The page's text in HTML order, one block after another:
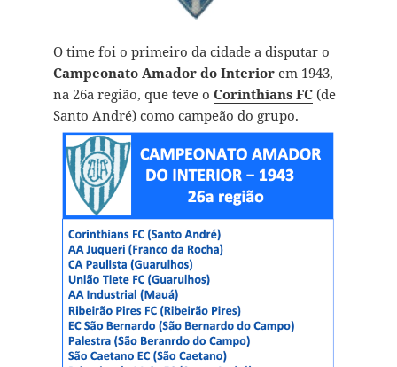
O time foi o primeiro da cidade a disputar o
Campeonato Amador do Interiorem 1943,
na 26a região, que teve o Corinthians FC(de
Santo André) como campeão do grupo.